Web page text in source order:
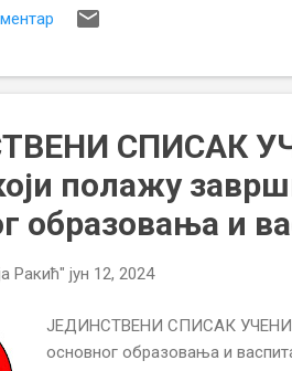
СПИСАК
полажу
образовања и
Ракић" јун 12, 2024
ЈЕДИНСТВЕНИ СПИСАК
основног образовања и